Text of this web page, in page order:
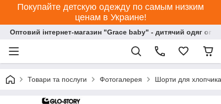
Покупайте детскую одежду по самым низким
ценам в Украине!
Оптовий інтернет-магазин "Grace baby" - дитячий одяг
Товари та послуги Фотогалерея Шорти для